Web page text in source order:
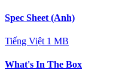
Spec Sheet (Anh)
Tiếng Việt 1 MB
What's In The Box